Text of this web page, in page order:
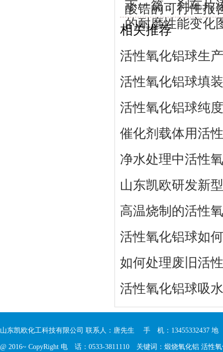
酸锆的可行性报
下一篇：刹车片
的耐磨性能变化
相关推荐
活性氧化铝球生
活性氧化铝球填
活性氧化铝球纯
催化剂载体用活
净水处理中活性
山东凯欧研发新
高温烧制的活性
活性氧化铝球如
如何处理废旧活
活性氧化铝球吸
山东凯欧化工科技有限公司 联系人：唐先生 手 机：13455332437
@ 2016~ CopyRight 电 话：0533-3811110 关键词： 煅烧氧化铝 活性